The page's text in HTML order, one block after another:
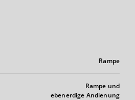
Rampe
Rampe und
ebenerdige Andienung